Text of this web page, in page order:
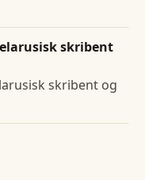
skribent
skribent og